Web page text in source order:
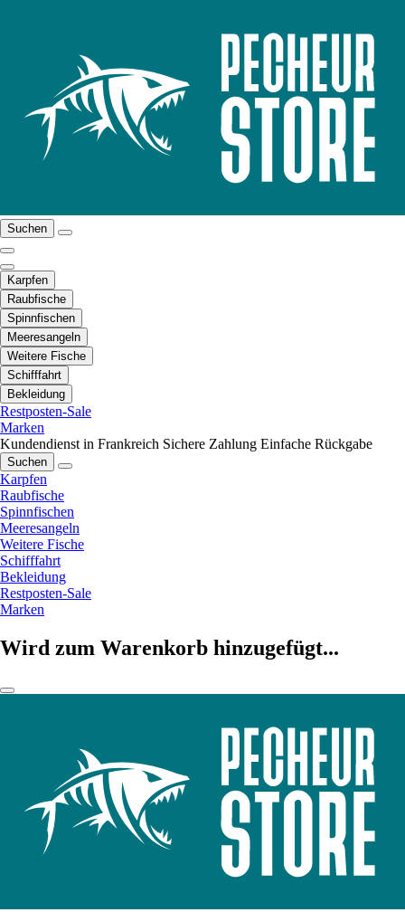
Suchen
Karpfen
Raubfische
Spinnfischen
Meeresangeln
Weitere Fische
Schifffahrt
Bekleidung
Restposten-Sale
Marken
Kundendienst in Frankreich Sichere Zahlung Einfache Rückgabe
Suchen
Karpfen
Raubfische
Spinnfischen
Meeresangeln
Weitere Fische
Schifffahrt
Bekleidung
Restposten-Sale
Marken
Wird zum Warenkorb hinzugefügt...